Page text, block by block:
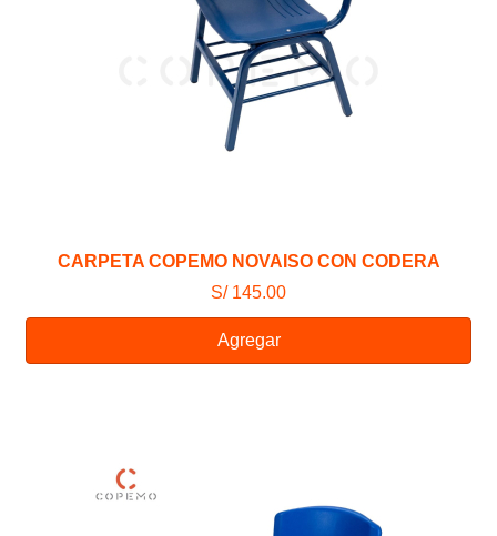
CARPETA COPEMO NOVAISO CON CODERA
S/ 145.00
Agregar